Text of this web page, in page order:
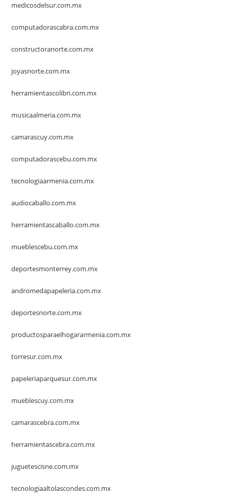
medicosdelsur.com.mx
computadorascabra.com.mx
constructoranorte.com.mx
joyasnorte.com.mx
herramientascolibri.com.mx
musicaalmeria.com.mx
camarascuy.com.mx
computadorascebu.com.mx
tecnologiaarmenia.com.mx
audiocaballo.com.mx
herramientascaballo.com.mx
mueblescebu.com.mx
deportesmonterrey.com.mx
andromedapapeleria.com.mx
deportesnorte.com.mx
productosparaelhogararmenia.com.mx
torresur.com.mx
papeleriaparquesur.com.mx
mueblescuy.com.mx
camarascebra.com.mx
herramientascebra.com.mx
juguetescisne.com.mx
tecnologiaaltolascondes.com.mx